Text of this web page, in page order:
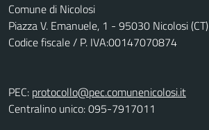
Comune di Nicolosi
Piazza V. Emanuele, 1 - 95030 Nicolosi (CT)
Codice fiscale / P. IVA:00147070874
PEC: protocollo@pec.comunenicolosi.it
Centralino unico: 095-7917011